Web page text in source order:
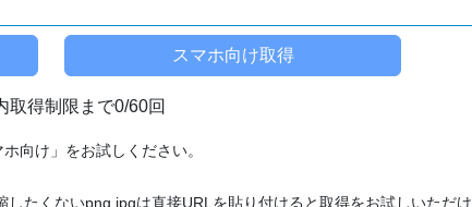
取得制限まで0/60回
向け」をお試しください。
たくないpng,jpgは直接URLを貼り付けると取得をお試しいただけ